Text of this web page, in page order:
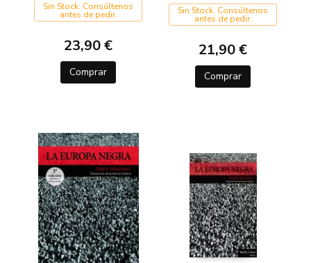
Sin Stock. Consúltenos
antes de pedir.
23,90 €
Comprar
Sin Stock. Consúltenos
antes de pedir.
21,90 €
Comprar